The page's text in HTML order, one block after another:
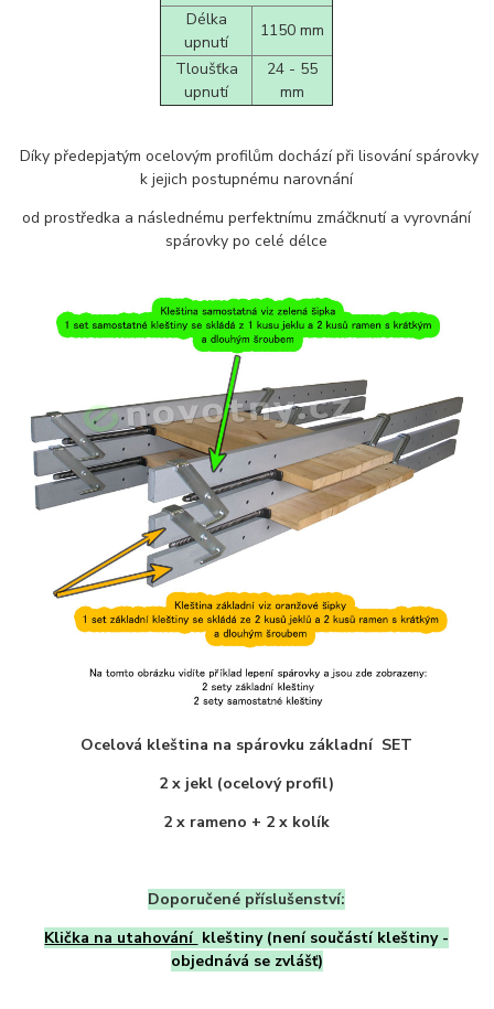
Délka
upnutí
1150 mm
Tloušťka
upnutí
24 - 55
mm
Díky předepjatým ocelovým profilům dochází při lisování spárovky
k jejich postupnému narovnání
od prostředka a následnému perfektnímu zmáčknutí a vyrovnání
spárovky po celé délce
Ocelová kleština na spárovku základní SET
2 x jekl (ocelový profil)
2 x rameno + 2 x kolík
Doporučené příslušenství:
Klička na utahování kleštiny (není součástí kleštiny -
objednává se zvlášť)